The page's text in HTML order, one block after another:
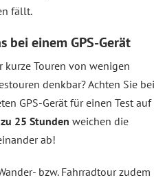
fällt.
bei einem GPS-Gerät
Touren von wenigen
denkbar? Achten Sie bei
GPS-Gerät für einen Test auf
25 Stunden weichen die
ab!
bzw. Fahrradtour zudem